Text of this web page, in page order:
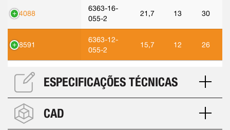
74088
6363-16-
055-2
21,7 13 30
88591
6363-12-
055-2
15,7 12 26
ESPECIFICAÇÕES TÉCNICAS
CAD